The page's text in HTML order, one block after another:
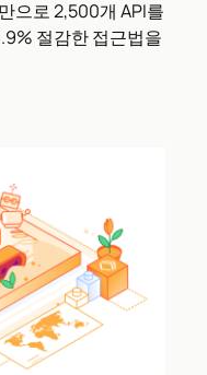
로 2,500개 API를
절감한 접근법을